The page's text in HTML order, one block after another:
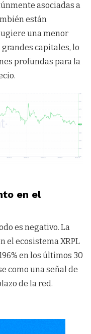
asociadas a
están
una menor
capitales, lo
profundas para la
en el
es negativo. La
el ecosistema XRPL
en los últimos 30
como una señal de
de la red.